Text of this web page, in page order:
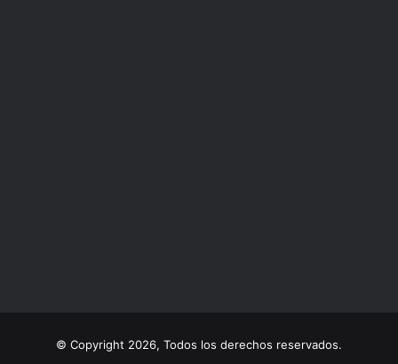
© Copyright 2026, Todos los derechos reservados.